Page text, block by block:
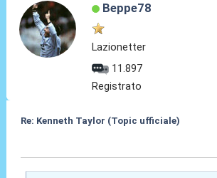
Beppe78
Lazionetter
11.897
Registrato
Re: Kenneth Taylor (Topic ufficiale)